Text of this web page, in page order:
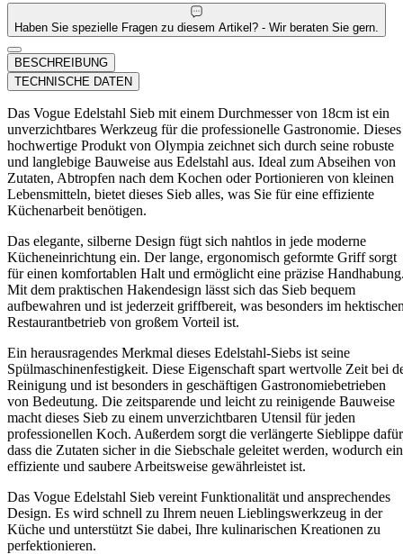
Haben Sie spezielle Fragen zu diesem Artikel? - Wir beraten Sie gern.
BESCHREIBUNG
TECHNISCHE DATEN
Das Vogue Edelstahl Sieb mit einem Durchmesser von 18cm ist ein
unverzichtbares Werkzeug für die professionelle Gastronomie. Dieses
hochwertige Produkt von Olympia zeichnet sich durch seine robuste
und langlebige Bauweise aus Edelstahl aus. Ideal zum Abseihen von
Zutaten, Abtropfen nach dem Kochen oder Portionieren von kleinen
Lebensmitteln, bietet dieses Sieb alles, was Sie für eine effiziente
Küchenarbeit benötigen.
Das elegante, silberne Design fügt sich nahtlos in jede moderne
Kücheneinrichtung ein. Der lange, ergonomisch geformte Griff sorgt
für einen komfortablen Halt und ermöglicht eine präzise
Mit dem praktischen Hakendesign lässt sich das Sieb bequem
aufbewahren und ist jederzeit griffbereit, was besonders im
Restaurantbetrieb von großem Vorteil ist.
Ein herausragendes Merkmal dieses Edelstahl-Siebs ist seine
Spülmaschinenfestigkeit. Diese Eigenschaft spart wertvolle Zeit bei
Reinigung und ist besonders in geschäftigen Gastronomiebetrieben
von Bedeutung. Die zeitsparende und leicht zu reinigende Bauweise
macht dieses Sieb zu einem unverzichtbaren Utensil für jeden
professionellen Koch. Außerdem sorgt die verlängerte Sieblippe
dass die Zutaten sicher in die Siebschale geleitet werden, wodurch
effiziente und saubere Arbeitsweise gewährleistet ist.
Das Vogue Edelstahl Sieb vereint Funktionalität und ansprechendes
Design. Es wird schnell zu Ihrem neuen Lieblingswerkzeug in der
Küche und unterstützt Sie dabei, Ihre kulinarischen Kreationen zu
perfektionieren.